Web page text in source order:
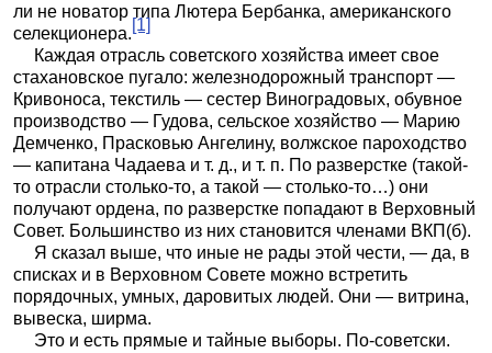
ли не новатор типа Лютера Бербанка, американского
селекционера.[1]
Каждая отрасль советского хозяйства имеет свое
стахановское пугало: железнодорожный транспорт —
Кривоноса, текстиль — сестер Виноградовых, обувное
производство — Гудова, сельское хозяйство — Марию
Демченко, Прасковью Ангелину, волжское пароходство
— капитана Чадаева и т. д., и т. п. По разверстке (такой-
то отрасли столько-то, а такой — столько-то…) они
получают ордена, по разверстке попадают в Верховный
Совет. Большинство из них становится членами ВКП(б).
Я сказал выше, что иные не рады этой чести, — да, в
списках и в Верховном Совете можно встретить
порядочных, умных, даровитых людей. Они — витрина,
вывеска, ширма.
Это и есть прямые и тайные выборы. По-советски.